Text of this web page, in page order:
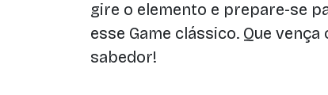
gire o elemento e prepare-se
esse Game clássico. Que
sabedor!